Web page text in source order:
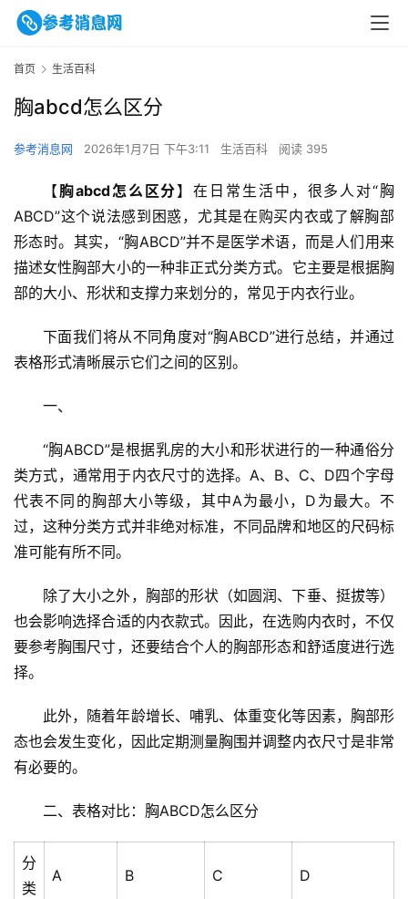
首页 生活百科
胸abcd怎么区分
参考消息网 2026年1月7日 下午3:11 生活百科 阅读 395
【胸abcd怎么区分】在日常生活中，很多人对“胸
ABCD”这个说法感到困惑，尤其是在购买内衣或了解胸部
形态时。其实，“胸ABCD”并不是医学术语，而是人们用来
描述女性胸部大小的一种非正式分类方式。它主要是根据胸
部的大小、形状和支撑力来划分的，常见于内衣行业。
下面我们将从不同角度对“胸ABCD”进行总结，并通过
表格形式清晰展示它们之间的区别。
一、
“胸ABCD”是根据乳房的大小和形状进行的一种通俗分
类方式，通常用于内衣尺寸的选择。A、B、C、D四个字母
代表不同的胸部大小等级，其中A为最小，D为最大。不
过，这种分类方式并非绝对标准，不同品牌和地区的尺码标
准可能有所不同。
除了大小之外，胸部的形状（如圆润、下垂、挺拔等）
也会影响选择合适的内衣款式。因此，在选购内衣时，不仅
要参考胸围尺寸，还要结合个人的胸部形态和舒适度进行选
择。
此外，随着年龄增长、哺乳、体重变化等因素，胸部形
态也会发生变化，因此定期测量胸围并调整内衣尺寸是非常
有必要的。
二、表格对比：胸ABCD怎么区分
分
类
A B C D